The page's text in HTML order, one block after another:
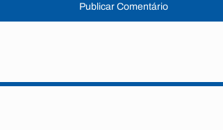
Publicar Comentário